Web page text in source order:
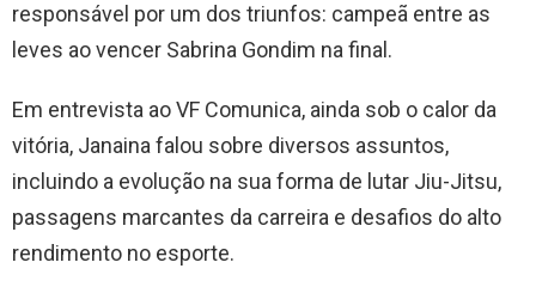
responsável por um dos triunfos: campeã entre as
leves ao vencer Sabrina Gondim na final.
Em entrevista ao VF Comunica, ainda sob o calor da
vitória, Janaina falou sobre diversos assuntos,
incluindo a evolução na sua forma de lutar Jiu-Jitsu,
passagens marcantes da carreira e desafios do alto
rendimento no esporte.